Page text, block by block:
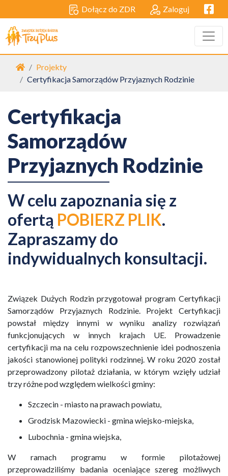
Dołącz do ZDR Zaloguj
Strona główna
Projekty
Certyfikacja Samorządów Przyjaznych Rodzinie
Certyfikacja
Samorządów
Przyjaznych Rodzinie
W celu zapoznania się z
ofertą POBIERZ PLIK.
Zapraszamy do
indywidualnych konsultacji.
Związek Dużych Rodzin przygotował program Certyfikacji
Samorządów Przyjaznych Rodzinie. Projekt Certyfikacji
powstał między innymi w wyniku analizy rozwiązań
funkcjonujących w innych krajach UE. Prowadzenie
certyfikacji ma na celu rozpowszechnienie idei podnoszenia
jakości stanowionej polityki rodzinnej. W roku 2020 został
przeprowadzony pilotaż działania, w którym wzięły udział
trzy różne pod względem wielkości gminy:
Szczecin - miasto na prawach powiatu,
Grodzisk Mazowiecki - gmina wiejsko-miejska,
Lubochnia - gmina wiejska,
W ramach programu w formie pilotażowej
przeprowadziliśmy badania oceniające szereg możliwych